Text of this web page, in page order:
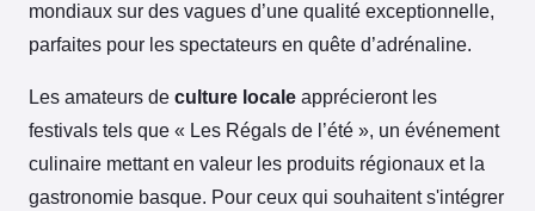
mondiaux sur des vagues d’une qualité exceptionnelle,
parfaites pour les spectateurs en quête d’adrénaline.
Les amateurs de culture locale apprécieront les
festivals tels que « Les Régals de l’été », un événement
culinaire mettant en valeur les produits régionaux et la
gastronomie basque. Pour ceux qui souhaitent s'intégrer